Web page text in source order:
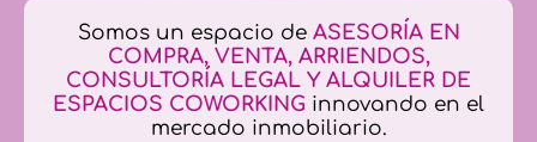
Somos un espacio de ASESORÍA EN
COMPRA, VENTA, ARRIENDOS,
CONSULTORÍA LEGAL Y ALQUILER DE
ESPACIOS COWORKING innovando en el
mercado inmobiliario.